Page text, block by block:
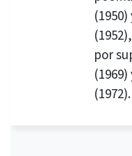
(1950)
por
(1969)
(1972).